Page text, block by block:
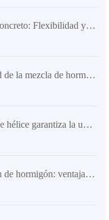
AIMIX 3.5 m³ Cargador Superior de Concreto: Flexibilidad y Eficiencia en la Descarga
Análisis completo del control de calidad de la mezcla de hormigón: Tecnologías clave para mejorar la resistencia y durabilidad del hormigón en la construcción rural
¿Por qué el camión mezclador con doble hélice garantiza la uniformidad del hormigón?
Mejora de la eficiencia en la producción de hormigón: ventajas de los camiones mezcladores con carga superior en proyectos de infraestructura